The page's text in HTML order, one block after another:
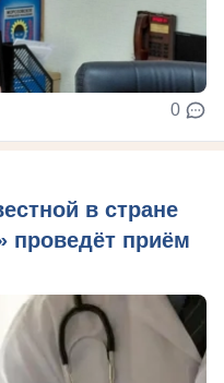
0
в стране
проведёт приём